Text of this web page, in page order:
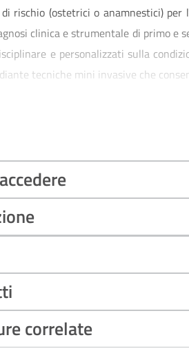
rischio (ostetrici o anamnestici)
clinica e strumentale di primo e
e personalizzati sulla
tecniche mini invasive che
del basso tratto urinario;
cronico e vulvodinia;
della vescica dolorosa.
correlate